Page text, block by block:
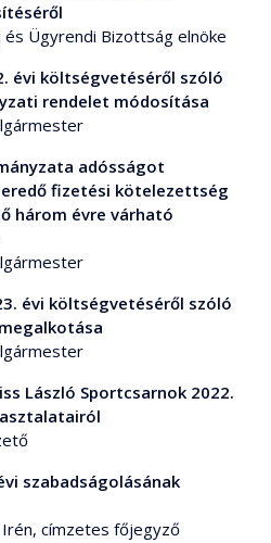
és Ügyrendi Bizottság elnöke
évi költségvetéséről szóló
rendelet módosítása
adósságot
fizetési kötelezettség
három évre várható
évi költségvetéséről szóló
László Sportcsarnok 2022.
szabadságolásának
Irén, címzetes főjegyző